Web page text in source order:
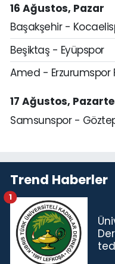
16 Ağustos, Pazar
Başakşehir -
Beşiktaş - Eyüpspor
Amed - Erzurumspor
17 Ağustos,
Samsunspor -
Trend Haberler
1